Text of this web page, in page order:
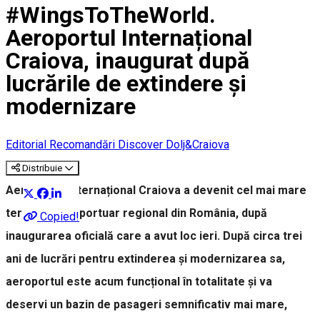
#WingsToTheWorld.
Aeroportul Internațional
Craiova, inaugurat după
lucrările de extindere și
modernizare
Editorial Recomandări Discover Dolj&Craiova
Distribuie
Copied!
Aeroportul Internațional Craiova a devenit cel mai mare
terminal aeroportuar regional din România, după
inaugurarea oficială care a avut loc ieri. După circa trei
ani de lucrări pentru extinderea și modernizarea sa,
aeroportul este acum funcțional în totalitate și va
deservi un bazin de pasageri semnificativ mai mare,